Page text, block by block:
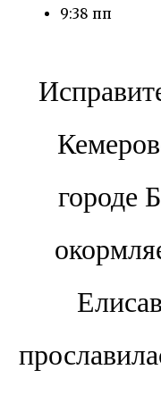
9:38 пп
городе